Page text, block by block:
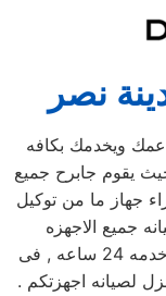
نصر
ويخدمك بكافه
يقوم جابرح جميع
جهاز ما من توكيل
جميع الاجهزه
الكهربائيه, كما توفر لكم مرلكز صيانه دايو خدمه 24 ساعه , فى
لصيانه اجهزتكم .